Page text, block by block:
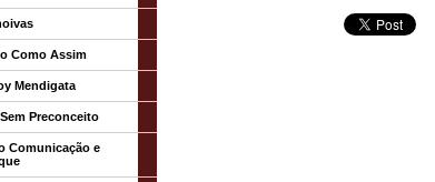
Como Assim
Mendigata
Preconceito
Comunicação e